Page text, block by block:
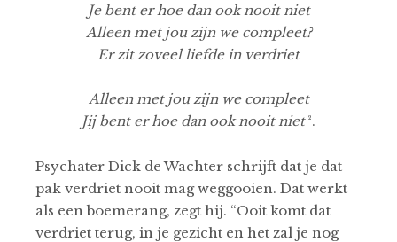
Je bent er hoe dan ook nooit niet
Alleen met jou zijn we compleet?
Er zit zoveel liefde in verdriet
Alleen met jou zijn we compleet
Jij bent er hoe dan ook nooit niet².
Psychater Dick de Wachter schrijft dat je dat
pak verdriet nooit mag weggooien. Dat werkt
als een boemerang, zegt hij. “Ooit komt dat
verdriet terug, in je gezicht en het zal je nog